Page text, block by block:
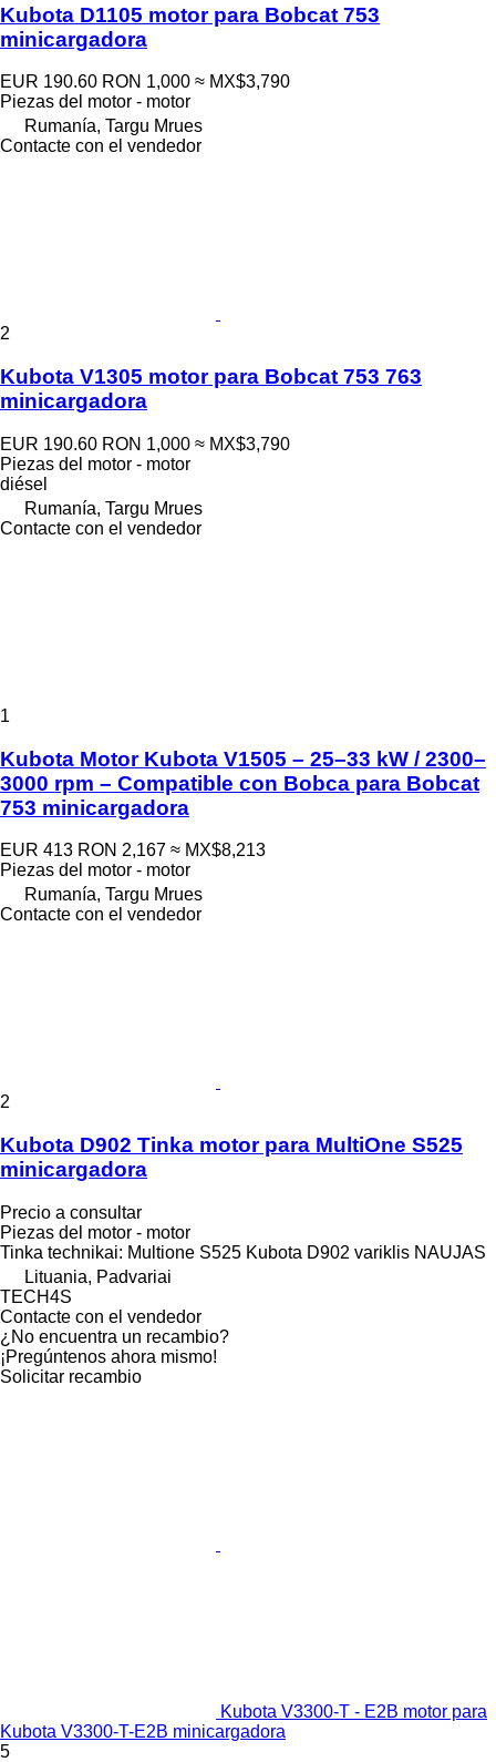
Kubota D1105 motor para Bobcat 753
minicargadora
EUR 190.60 RON 1,000 ≈ MX$3,790
Piezas del motor - motor
Rumanía, Targu Mrues
Contacte con el vendedor
2
Kubota V1305 motor para Bobcat 753 763
minicargadora
EUR 190.60 RON 1,000 ≈ MX$3,790
Piezas del motor - motor
diésel
Rumanía, Targu Mrues
Contacte con el vendedor
1
Kubota Motor Kubota V1505 – 25–33 kW / 2300–
3000 rpm – Compatible con Bobca para Bobcat
753 minicargadora
EUR 413 RON 2,167 ≈ MX$8,213
Piezas del motor - motor
Rumanía, Targu Mrues
Contacte con el vendedor
2
Kubota D902 Tinka motor para MultiOne S525
minicargadora
Precio a consultar
Piezas del motor - motor
Tinka technikai: Multione S525 Kubota D902 variklis NAUJAS
Lituania, Padvariai
TECH4S
Contacte con el vendedor
¿No encuentra un recambio?
¡Pregúntenos ahora mismo!
Solicitar recambio
Kubota V3300-T - E2B motor para
Kubota V3300-T-E2B minicargadora
5